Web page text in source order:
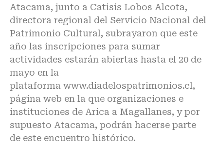
Atacama, junto a Catisis Lobos Alcota,
directora regional del Servicio Nacional del
Patrimonio Cultural, subrayaron que este
año las inscripciones para sumar
actividades estarán abiertas hasta el 20 de
mayo en la
plataforma www.diadelospatrimonios.cl,
página web en la que organizaciones e
instituciones de Arica a Magallanes, y por
supuesto Atacama, podrán hacerse parte
de este encuentro histórico.